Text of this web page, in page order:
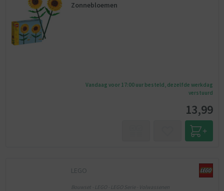
Zonnebloemen
Vandaag voor 17:00 uur besteld, dezelfde werkdag
verstuurd
13,99
LEGO
Bouwset - LEGO - LEGO Serie - Volwassenen